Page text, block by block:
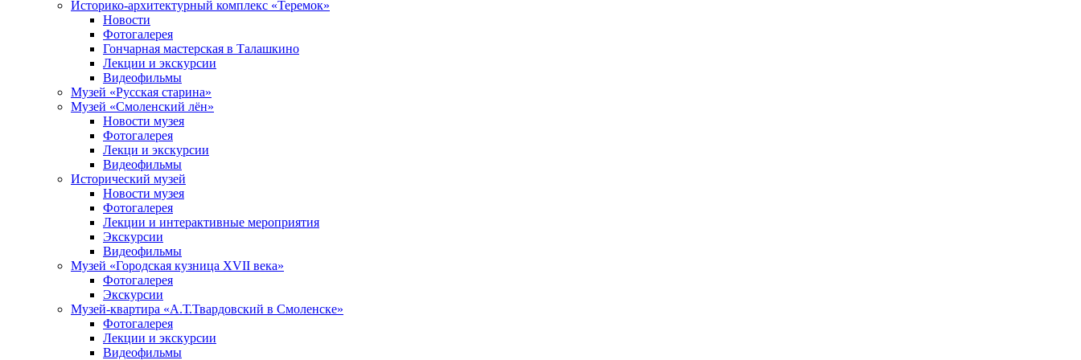
Историко-архитектурный комплекс «Теремок»
Новости
Фотогалерея
Гончарная мастерская в Талашкино
Лекции и экскурсии
Видеофильмы
Музей «Русская старина»
Музей «Смоленский лён»
Новости музея
Фотогалерея
Лекци и экскурсии
Видеофильмы
Исторический музей
Новости музея
Фотогалерея
Лекции и интерактивные мероприятия
Экскурсии
Видеофильмы
Музей «Городская кузница XVII века»
Фотогалерея
Экскурсии
Музей-квартира «А.Т.Твардовский в Смоленске»
Фотогалерея
Лекции и экскурсии
Видеофильмы